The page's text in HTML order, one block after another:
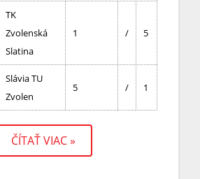
TK
Zvolenská
Slatina
1 / 5
Slávia TU
Zvolen
5 / 1
ČÍTAŤ VIAC »